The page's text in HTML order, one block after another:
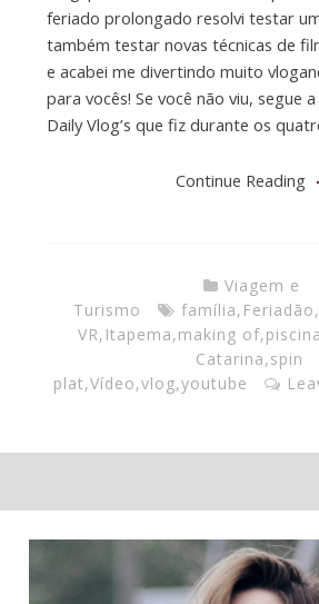
feriado prolongado resolvi testar
também testar novas técnicas de
e acabei me divertindo muito
para vocês! Se você não viu, segue
Daily Vlog’s que fiz durante os
Continue Reading
Viagem e
Turismo
família, Feriadão,
VR, Itapema,making of,piscina
Catarina,spin
plat,Vídeo,vlog,youtube